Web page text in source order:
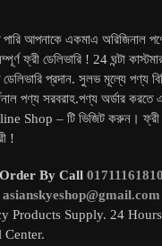
আপনাকে একমাএ অরিজিনাল
ফ্রী ডেলিভারি ! 24 ঘন্টা
ডেলিভারি প্রদান. সুলভ মূল্যে পণ্য
পণ্য সরবরাহ.পণ্য অর্ডার করতে
Shop – টি ভিজিট করুন। ফ্রী
!
By Call 01711161810
asianskyeshop@gmail.com
Products Supply. 24 Hours
Center.